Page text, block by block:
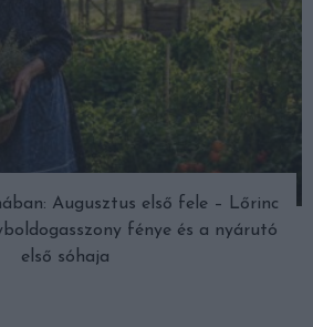
Augusztus első fele – Lőrinc
fénye és a nyárutó
első sóhaja